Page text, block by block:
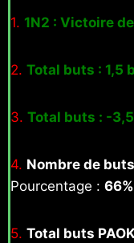
1. 1N2 : Victoire de
2. Total buts : 1,5
3. Total buts : -
4. Nombre de
Pourcentage : 66%
5. Total buts